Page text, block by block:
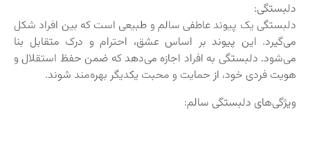
دلبستگی:
دلبستگی یک پیوند عاطفی سالم و طبیعی است که بین افراد شکل
می‌گیرد. این پیوند بر اساس عشق، احترام و درک متقابل بنا
می‌شود. دلبستگی به افراد اجازه می‌دهد که ضمن حفظ استقلال و
هویت فردی خود، از حمایت و محبت یکدیگر بهره‌مند شوند.
ویژگی‌های دلبستگی سالم: